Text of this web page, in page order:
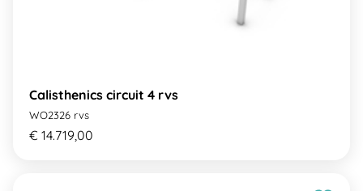
Calisthenics circuit 4 rvs
WO2326 rvs
€ 14.719,00